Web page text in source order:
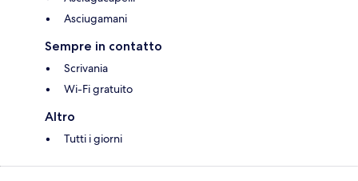
Asciugamani
Sempre in contatto
Scrivania
Wi-Fi gratuito
Altro
Tutti i giorni